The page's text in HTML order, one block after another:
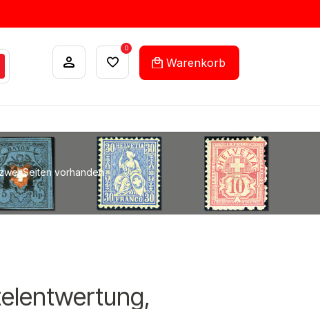
0
Warenkorb
Seiten vorhanden